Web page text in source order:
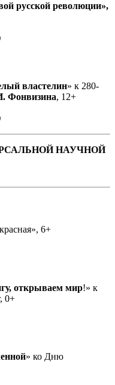
русской революции»,
властелин» к 280-
Фонвизина, 12+
НАУЧНОЙ
6+
открываем мир!» к
0+
» ко Дню